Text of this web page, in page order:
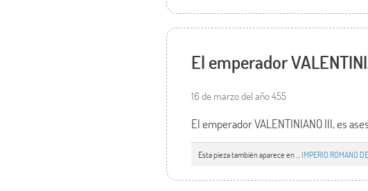
El emperador
16 de marzo del año 455
El emperador VALENTINIANO III, es
Esta pieza también aparece en ...IMPERIO ROMANO